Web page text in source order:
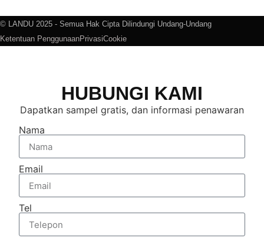
© LANDU 2025 - Semua Hak Cipta Dilindungi Undang-Undang
Ketentuan PenggunaanPrivasiCookie
HUBUNGI KAMI
Dapatkan sampel gratis, dan informasi penawaran
Nama
Email
Tel